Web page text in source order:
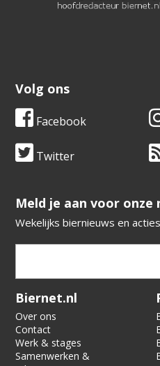
Volg ons
Facebook
Twitter
​​​​​​​Meld je aan voor onze
Wekelijks biernieuws en
Verification code:
Biernet.nl
Over ons
Contact
Werk & stages
Samenwerken &